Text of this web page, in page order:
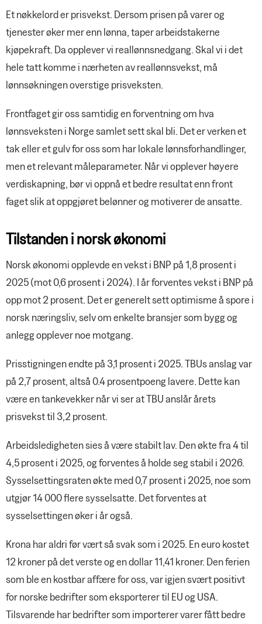
Et nøkkelord er prisvekst. Dersom prisen på varer og
tjenester øker mer enn lønna, taper arbeidstakerne
kjøpekraft. Da opplever vi reallønnsnedgang. Skal vi i det
hele tatt komme i nærheten av reallønnsvekst, må
lønnsøkningen overstige prisveksten.
Frontfaget gir oss samtidig en forventning om hva
lønnsveksten i Norge samlet sett skal bli. Det er verken et
tak eller et gulv for oss som har lokale lønnsforhandlinger,
men et relevant måleparameter. Når vi opplever høyere
verdiskapning, bør vi oppnå et bedre resultat enn front
faget slik at oppgjøret belønner og motiverer de ansatte.
Tilstanden i norsk økonomi
Norsk økonomi opplevde en vekst i BNP på 1,8 prosent i
2025 (mot 0,6 prosent i 2024). I år forventes vekst i BNP på
opp mot 2 prosent. Det er generelt sett optimisme å spore i
norsk næringsliv, selv om enkelte bransjer som bygg og
anlegg opplever noe motgang.
Prisstigningen endte på 3,1 prosent i 2025. TBUs anslag var
på 2,7 prosent, altså 0.4 prosentpoeng lavere. Dette kan
være en tankevekker når vi ser at TBU anslår årets
prisvekst til 3,2 prosent.
Arbeidsledigheten sies å være stabilt lav. Den økte fra 4 til
4,5 prosent i 2025, og forventes å holde seg stabil i 2026.
Sysselsettingsraten økte med 0,7 prosent i 2025, noe som
utgjør 14 000 flere sysselsatte. Det forventes at
sysselsettingen øker i år også.
Krona har aldri før vært så svak som i 2025. En euro kostet
12 kroner på det verste og en dollar 11,41 kroner. Den ferien
som ble en kostbar affære for oss, var igjen svært positivt
for norske bedrifter som eksporterer til EU og USA.
Tilsvarende har bedrifter som importerer varer fått bedre